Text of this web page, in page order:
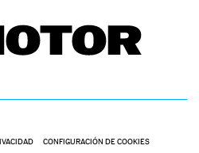
CONFIGURACIÓN DE COOKIES